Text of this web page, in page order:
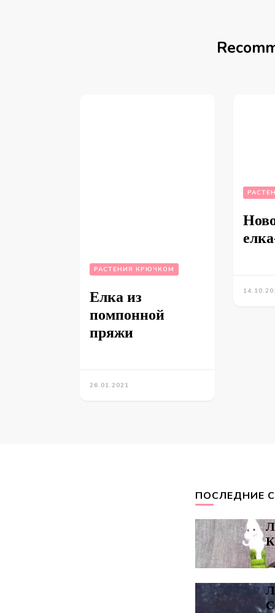
РАСТЕНИЯ КРЮЧКОМ
Елка из
помпонной
пряжи
26.01.2021
ПОСЛЕДНИЕ